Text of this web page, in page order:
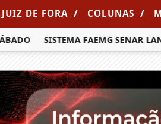
JUIZ DE FORA / COLUNAS /
SISTEMA FAEMG SENAR LANÇA O